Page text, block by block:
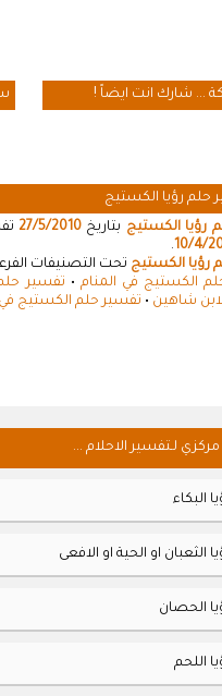
... شارك انت ايضاً !
رؤيا الكستيج
رؤيا الكستيج بتاريخ 27/5/2010
10/4/
.
رؤيا الكستيج تحت التصنيفات
الكستيج في المنام • تفسير
شاهين • تفسير حلم الكستيج في
لـتفسير الاحلام ...
البكاء
الثعبان او الحية او الافعى
الحصان
اللحم